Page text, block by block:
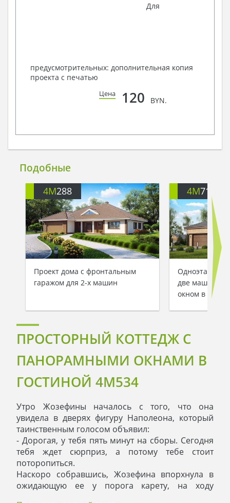
Для
предусмотрительных: дополнительная копия
проекта с печатью
Цена 120 BYN.
Подобные
4M288
Проект дома с фронтальным
гаражом для 2-х машин
4M719
Одноэтажный
две машины
окном в
ПРОСТОРНЫЙ КОТТЕДЖ С
ПАНОРАМНЫМИ ОКНАМИ В
ГОСТИНОЙ 4M534
Утро Жозефины началось с того, что она
увидела в дверях фигуру Наполеона, который
таинственным голосом объявил:
- Дорогая, у тебя пять минут на сборы. Сегодня
тебя ждет сюрприз, а потому тебе стоит
поторопиться.
Наскоро собравшись, Жозефина впорхнула в
ожидающую ее у порога карету, на ходу